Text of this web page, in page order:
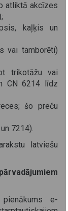
atliktā akcīzes
kaļķis un
vai tamborēti)
trikotāžu vai
CN 6214 līdz
šo preču
7214).
latviešu
e-